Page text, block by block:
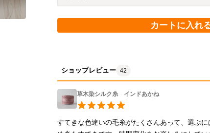
カートに入れ
ショップレビュー 42
草木染シルク糸 インドあかね
すてきな色違いの毛糸がたくさんあって、選ぶ